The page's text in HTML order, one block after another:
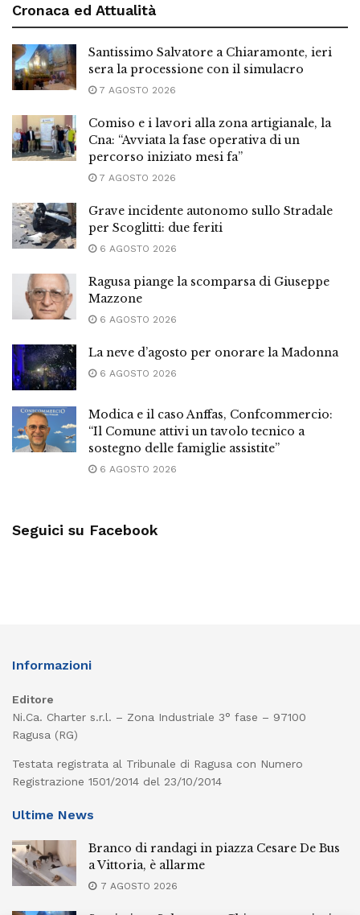
Cronaca ed Attualità
Santissimo Salvatore a Chiaramonte, ieri
sera la processione con il simulacro
7 AGOSTO 2026
Comiso e i lavori alla zona artigianale, la
Cna: “Avviata la fase operativa di un
percorso iniziato mesi fa”
7 AGOSTO 2026
Grave incidente autonomo sullo Stradale
per Scoglitti: due feriti
6 AGOSTO 2026
Ragusa piange la scomparsa di Giuseppe
Mazzone
6 AGOSTO 2026
La neve d’agosto per onorare la Madonna
6 AGOSTO 2026
Modica e il caso Anffas, Confcommercio:
“Il Comune attivi un tavolo tecnico a
sostegno delle famiglie assistite”
6 AGOSTO 2026
Seguici su Facebook
Informazioni
Editore
Ni.Ca. Charter s.r.l. – Zona Industriale 3° fase – 97100
Ragusa (RG)
Testata registrata al Tribunale di Ragusa con Numero
Registrazione 1501/2014 del 23/10/2014
Ultime News
Branco di randagi in piazza Cesare De Bus
a Vittoria, è allarme
7 AGOSTO 2026